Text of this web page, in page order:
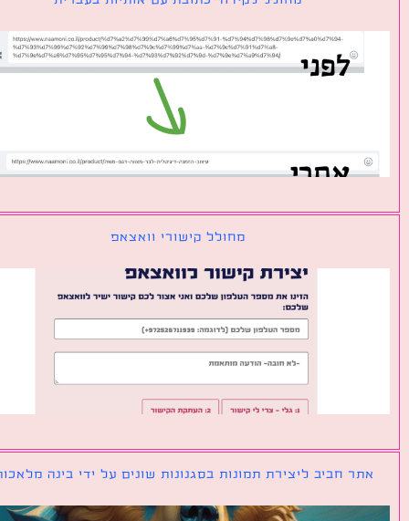
מחולל קישורי וואצאפ
חביב ליצירת תמונות בסגנונות שונים על ידי בינה מלאכותית